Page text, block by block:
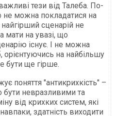
тези від Талеба. По-
можна покладатися на
сценарій не
мати на увазі, що
існує. І не можна
орієнтуючись на найбільшу
бути ще гірше.
поняття "антикрихкість" –
бути невразливими та
від крихких систем, які
здатність виходити